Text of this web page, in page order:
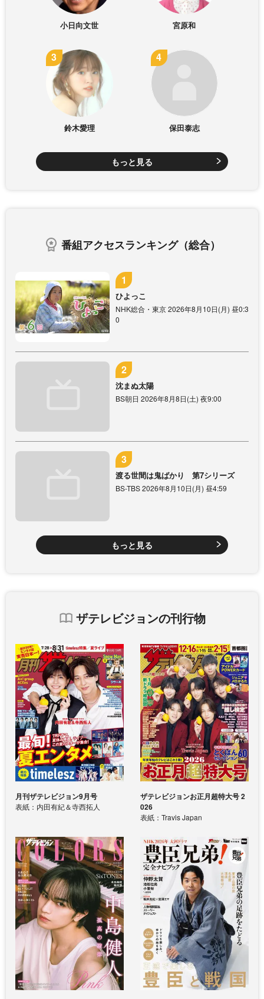
小日向文世 宮原和
鈴木愛理 保田泰志
もっと見る
番組アクセスランキング（総合）
ひよっこ
NHK総合・東京 2026年8月10日(月) 昼0:3
0
沈まぬ太陽
BS朝日 2026年8月8日(土) 夜9:00
渡る世間は鬼ばかり 第7シリーズ
BS-TBS 2026年8月10日(月) 昼4:59
もっと見る
ザテレビジョンの刊行物
月刊ザテレビジョン9月号
表紙：内田有紀＆寺西拓人
ザテレビジョンお正月超特大号 2
026
表紙：Travis Japan